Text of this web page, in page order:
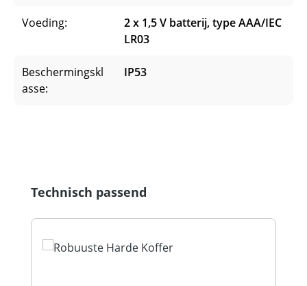
Voeding:
2 x 1,5 V batterij, type AAA/IEC
LR03
Beschermingskl
asse:
IP53
Productgalerij overslaan
Technisch passend